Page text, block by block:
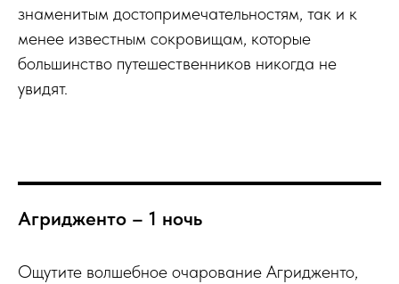
знаменитым достопримечательностям, так и к
менее известным сокровищам, которые
большинство путешественников никогда не
увидят.
Агридженто – 1 ночь
Ощутите волшебное очарование Агридженто,